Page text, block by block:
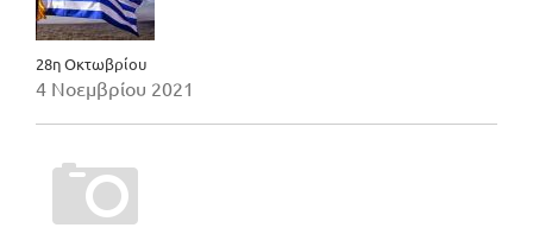
28η Οκτωβρίου
4 Νοεμβρίου 2021